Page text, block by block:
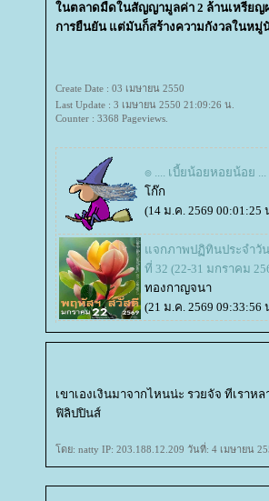
นตลาดมืดในสัญญามูลค่า 2 ล้านเหรียญ
การยืนยัน แต่มันก็สร้างความกังวลในหมู่
Create Date : 03 เมษายน 2550
Last Update : 3 เมษายน 2550 21:09:26 น.
Counter : 3368 Pageviews.
๏ .... เบี้ยน้อยหอยน้อย ...
ก๊ก
(14 ม.ค. 2569 00:01:25
จกภาพปฏิทินประจำวัน
ที่ 32 (22-31 มกราคม
ทองกาญจนา
(21 ม.ค. 2569 09:33:56
เขาเองเงินมาจากไหนน่ะ รวยจัจ ทีเราห
ฟิลิปปินส์
ดย: natty IP: 203.188.12.209 วันที่: 4 เมษายน